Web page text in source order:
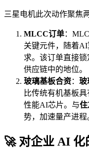
三星电机此次动作聚焦
MLCC订单：
关键元件，随着
求。该订单直接
供应链中的地位。
玻璃基板合资： 玻
比传统有机基板
性能AI芯片。与住
势，加速量产进程
🚀 对企业 AI 化